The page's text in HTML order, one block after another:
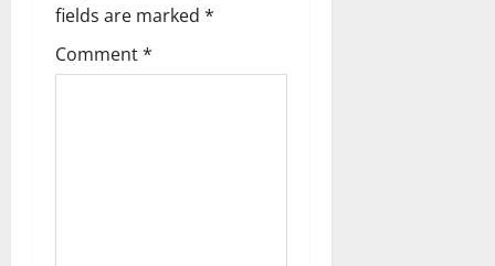
i
fields are marked *
Comment*